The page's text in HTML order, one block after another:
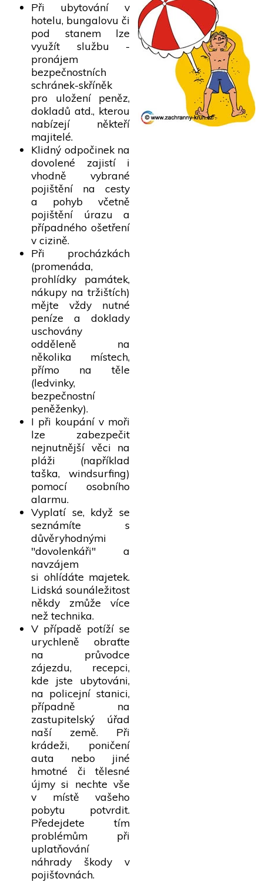
Při ubytování v
hotelu, bungalovu či
pod stanem lze
využít službu -
pronájem
bezpečnostních
schránek-skříněk
pro uložení peněz,
dokladů atd., kterou
nabízejí někteří
majitelé.
Klidný odpočinek na
dovolené zajistí i
vhodně vybrané
pojištění na cesty
a pohyb včetně
pojištění úrazu a
případného ošetření
v cizině.
Při procházkách
(promenáda,
prohlídky památek,
nákupy na tržištích)
mějte vždy nutné
peníze a doklady
uschovány
odděleně na
několika místech,
přímo na těle
(ledvinky,
bezpečnostní
peněženky).
I při koupání v moři
lze zabezpečit
nejnutnější věci na
pláži (například
taška, windsurfing)
pomocí osobního
alarmu.
Vyplatí se, když se
seznámíte s
důvěryhodnými
"dovolenkáři" a
navzájem
si ohlídáte majetek.
Lidská sounáležitost
někdy zmůže více
než technika.
V případě potíží se
urychleně obraťte
na průvodce
zájezdu, recepci,
kde jste ubytováni,
na policejní stanici,
případně na
zastupitelský úřad
naší země. Při
krádeži, poničení
auta nebo jiné
hmotné či tělesné
újmy si nechte vše
v místě vašeho
pobytu potvrdit.
Předejdete tím
problémům při
uplatňování
náhrady škody v
pojišťovnách.